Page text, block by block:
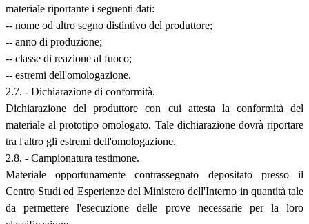
materiale riportante i seguenti dati:
-- nome od altro segno distintivo del produttore;
-- anno di produzione;
-- classe di reazione al fuoco;
-- estremi dell'omologazione.
2.7. - Dichiarazione di conformità.
Dichiarazione del produttore con cui attesta la conformità del
materiale al prototipo omologato. Tale dichiarazione dovrà riportare
tra l'altro gli estremi dell'omologazione.
2.8. - Campionatura testimone.
Materiale opportunamente contrassegnato depositato presso il
Centro Studi ed Esperienze del Ministero dell'Interno in quantità tale
da permettere l'esecuzione delle prove necessarie per la loro